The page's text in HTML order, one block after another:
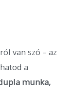
van szó – az
a
munka,